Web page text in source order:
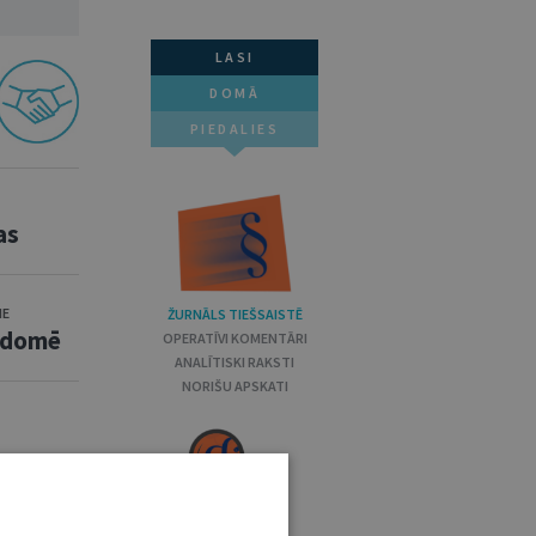
LASI
DOMĀ
PIEDALIES
ŽURNĀLS TIEŠSAISTĒ
OPERATĪVI KOMENTĀRI
ANALĪTISKI RAKSTI
NORIŠU APSKATI